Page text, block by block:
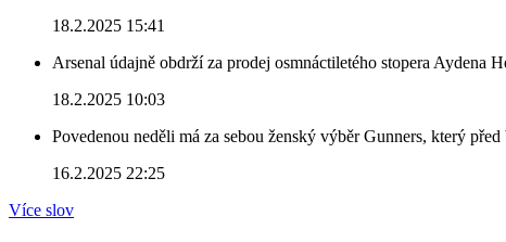
18.2.2025 15:41
Arsenal údajně obdrží za prodej osmnáctiletého stopera Aydena
18.2.2025 10:03
Povedenou neděli má za sebou ženský výběr Gunners, který
16.2.2025 22:25
Více slov